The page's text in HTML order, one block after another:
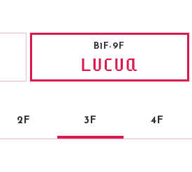
B1F-9F
2F 3F 4F